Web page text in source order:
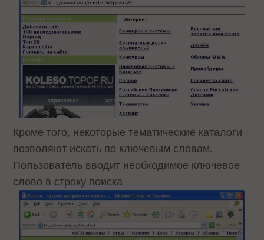
Кроме того, некоторые тематические каталоги
позволяют искать по ключевым словам.
Пользователь вводит необходимое ключевое
слово в строку поиска